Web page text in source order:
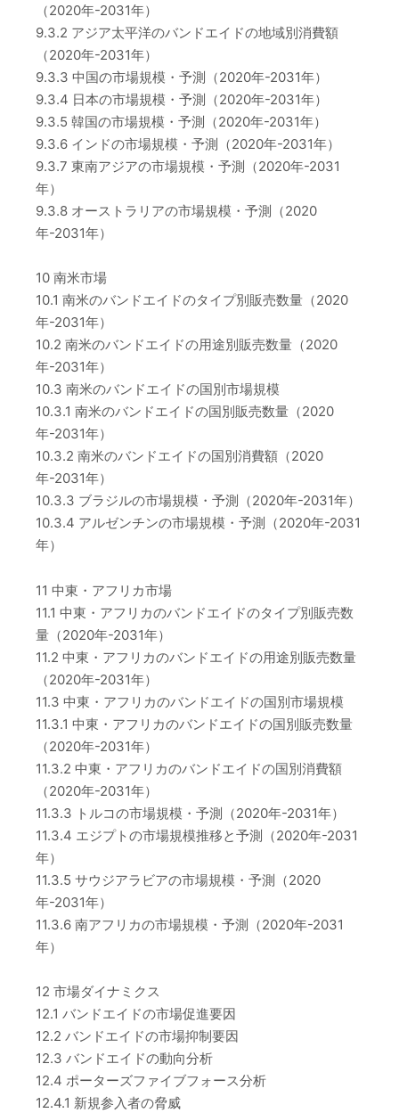
（2020年-2031年）
9.3.2 アジア太平洋のバンドエイドの地域別消費額
（2020年-2031年）
9.3.3 中国の市場規模・予測（2020年-2031年）
9.3.4 日本の市場規模・予測（2020年-2031年）
9.3.5 韓国の市場規模・予測（2020年-2031年）
9.3.6 インドの市場規模・予測（2020年-2031年）
9.3.7 東南アジアの市場規模・予測（2020年-2031
年）
9.3.8 オーストラリアの市場規模・予測（2020
年-2031年）
10 南米市場
10.1 南米のバンドエイドのタイプ別販売数量（2020
年-2031年）
10.2 南米のバンドエイドの用途別販売数量（2020
年-2031年）
10.3 南米のバンドエイドの国別市場規模
10.3.1 南米のバンドエイドの国別販売数量（2020
年-2031年）
10.3.2 南米のバンドエイドの国別消費額（2020
年-2031年）
10.3.3 ブラジルの市場規模・予測（2020年-2031年）
10.3.4 アルゼンチンの市場規模・予測（2020年-2031
年）
11 中東・アフリカ市場
11.1 中東・アフリカのバンドエイドのタイプ別販売数
量（2020年-2031年）
11.2 中東・アフリカのバンドエイドの用途別販売数量
（2020年-2031年）
11.3 中東・アフリカのバンドエイドの国別市場規模
11.3.1 中東・アフリカのバンドエイドの国別販売数量
（2020年-2031年）
11.3.2 中東・アフリカのバンドエイドの国別消費額
（2020年-2031年）
11.3.3 トルコの市場規模・予測（2020年-2031年）
11.3.4 エジプトの市場規模推移と予測（2020年-2031
年）
11.3.5 サウジアラビアの市場規模・予測（2020
年-2031年）
11.3.6 南アフリカの市場規模・予測（2020年-2031
年）
12 市場ダイナミクス
12.1 バンドエイドの市場促進要因
12.2 バンドエイドの市場抑制要因
12.3 バンドエイドの動向分析
12.4 ポーターズファイブフォース分析
12.4.1 新規参入者の脅威